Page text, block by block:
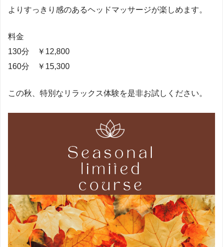
よりすっきり感のあるヘッドマッサージが楽しめます。
料金
130分 ￥12,800
160分 ￥15,300
この秋、特別なリラックス体験を是非お試しください。